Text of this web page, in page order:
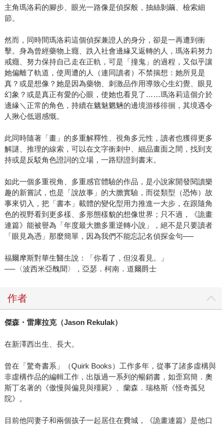
主角瑪洛莉的腳步、眼光一路像是偵探般，抽絲剝繭、檢索細
節。
然而，同時間瑪洛莉這個偵探兼證人的身分，卻是一再遭到衝
擊。身為曾經藥物上癮、跌入社會邊緣又返轉的人，瑪洛莉努力
戒癮、努力保持自己走在正軌，可是「撞鬼」的過程，又似乎讓
她偏離了軌道，使周遭的人（連同讀者）不禁揣想：她所見是
真？或是想像？她是因為藥物、刺激品作用導致心生幻覺、眼見
幻象？或是真正有愛的心眼，使她也看見了……瑪洛莉這個介於
邊緣＼正常的角色，持續在魑魅魍魎的邊境游移徘徊，其境遇令
人揪心低迴感慨。
此同時隨著「畫」的多重解釋性、視角多元性，讀者也獲得更多
解謎、推理的線索，可以在文字衝刺中、細品畫面之間，找到支
持或是反駁角色證詞的立場，一路辯證到書末。
如此一個多重視角、多重感官體驗的作品，是小說家開發閱讀樂
趣的新嘗試，也是「說故事」的大膽實驗，而從類型（恐怖）故
事來切入，把「書本」載體的變化型用力推進一大步，在跟隨角
色的視野看到更多樣、多形態樣貌的想像世界；只不過，《詭畫
連篇》能被譽為「年度最大膽多重逆轉小說」，絕不是只要讀者
「眼見為憑」那麼簡單，因為我們不能忘記名偵探金句──
福爾摩斯對華生醫生說：「你看了，但沒看見。」
──〈波西米亞醜聞〉，亞瑟．柯南．道爾爵士
作者
傑森・雷庫拉克（Jason Rekulak）
在新澤西出生、長大。
曾在「驚奇書系」（Quirk Books）工作多年，從事了諸多虛構與
非虛構作品的編輯工作，出版過一系列的暢銷書，如歪寫簡．奧
斯丁名著的《傲慢與偏見與殭屍》、蘭森．瑞格斯《怪奇孤兒
院》。
目前他同妻子和兩個孩子一起居住在費城，《詭畫連篇》是他口